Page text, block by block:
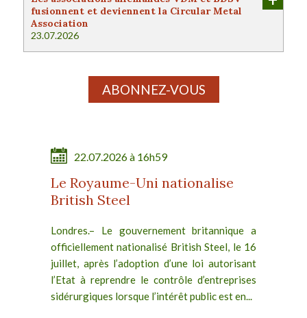
fusionnent et deviennent la Circular Metal
Association
23.07.2026
ABONNEZ-VOUS
22.07.2026 à 16h59
Le Royaume-Uni nationalise
British Steel
Londres.– Le gouvernement britannique a
officiellement nationalisé British Steel, le 16
juillet, après l’adoption d’une loi autorisant
l’Etat à reprendre le contrôle d’entreprises
sidérurgiques lorsque l’intérêt public est en...